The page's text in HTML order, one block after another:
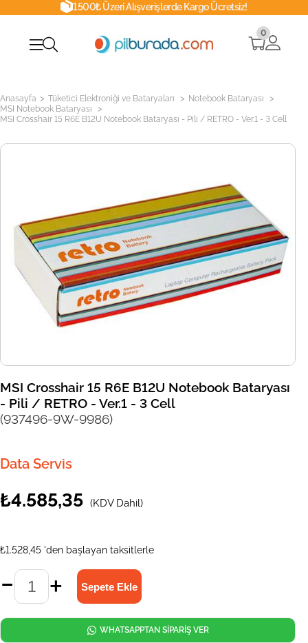
1500₺ Üzeri Alışverişlerde Kargo Ücretsiz!
0
Anasayfa > Tüketici Elektroniği ve Bataryaları > Notebook Bataryası >
MSI Notebook Bataryası >
MSI Crosshair 15 R6E B12U Notebook Bataryası - Pili / RETRO - Ver.1 - 3 Cell
MSI Crosshair 15 R6E B12U Notebook Bataryası
- Pili / RETRO - Ver.1 - 3 Cell
(937496-9W-9986)
Data Servis
₺4.585,35 (KDV Dahil)
₺1.528,45 'den başlayan taksitlerle
WHATSAPPTAN SİPARİŞ VER